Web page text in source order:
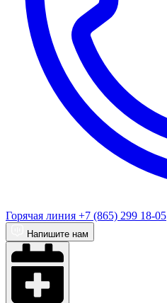
Горячая линия +7 (865) 299 18-05
Напишите нам